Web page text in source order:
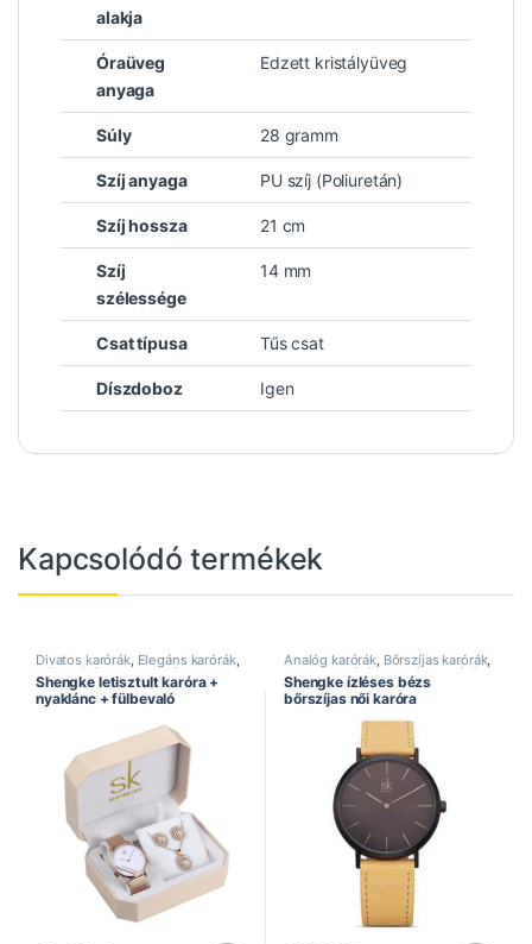
alakja
Óraüveg
anyaga
Edzett kristályüveg
Súly 28 gramm
Szíj anyaga PU szíj (Poliuretán)
Szíj hossza 21 cm
Szíj
szélessége
14 mm
Csat típusa Tűs csat
Díszdoboz Igen
Kapcsolódó termékek
Divatos karórák, Elegáns karórák,
Női karórák Shengke óra,
Speciális ajánlat
Shengke letisztult karóra +
nyaklánc + fülbevaló
Analóg karórák, Bőrszíjas karórák,
Divatos karórák Elegáns karórák
Női karórák,Shengke óra
Speciális ajánlat
Shengke ízléses bézs
bőrszíjas női karóra